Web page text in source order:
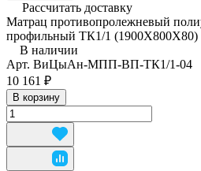
Рассчитать доставку
Матрац противопролежневый
профильный ТК1/1 (1900Х800Х80)
В наличии
Арт. ВиЦыАн-МПП-ВП-ТК1/1-04
10 161 ₽
В корзину